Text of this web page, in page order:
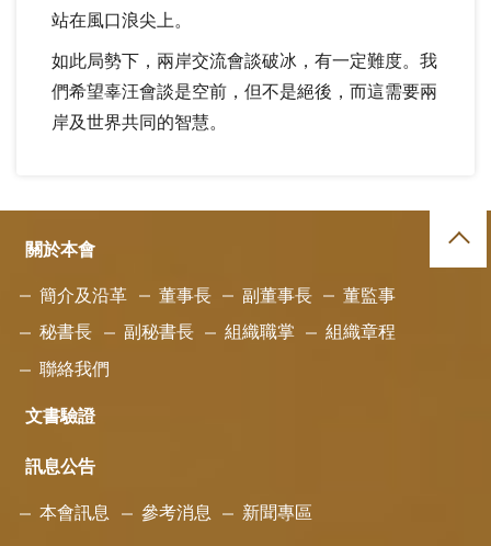
站在風口浪尖上。
如此局勢下，兩岸交流會談破冰，有一定難度。我
們希望辜汪會談是空前，但不是絕後，而這需要兩
岸及世界共同的智慧。
關於本會
簡介及沿革 董事長 副董事長 董監事
秘書長 副秘書長 組織職掌 組織章程
聯絡我們
文書驗證
訊息公告
本會訊息 參考消息 新聞專區